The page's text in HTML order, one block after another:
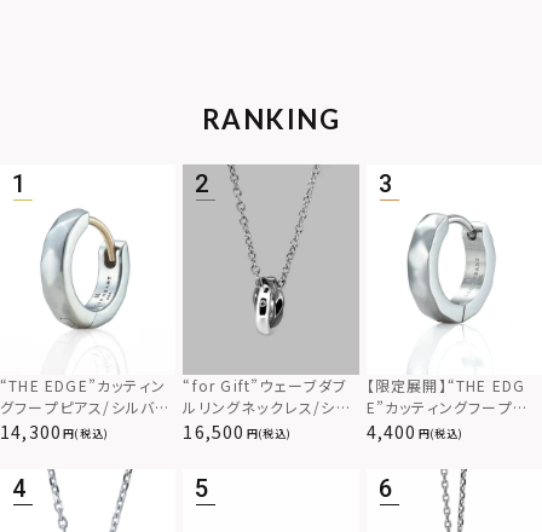
RANKING
“THE EDGE”カッティン
グフープピアス/シルバー
925
14,300 (税込)
“for Gift”ウェーブダブ
ルリングネックレス/シル
バー×ブラック/シルバー
16,500 (税込)
【限定展開】“THE EDG
E”カッティングフープピ
アス/サージカルステンレ
4,400 (税込)